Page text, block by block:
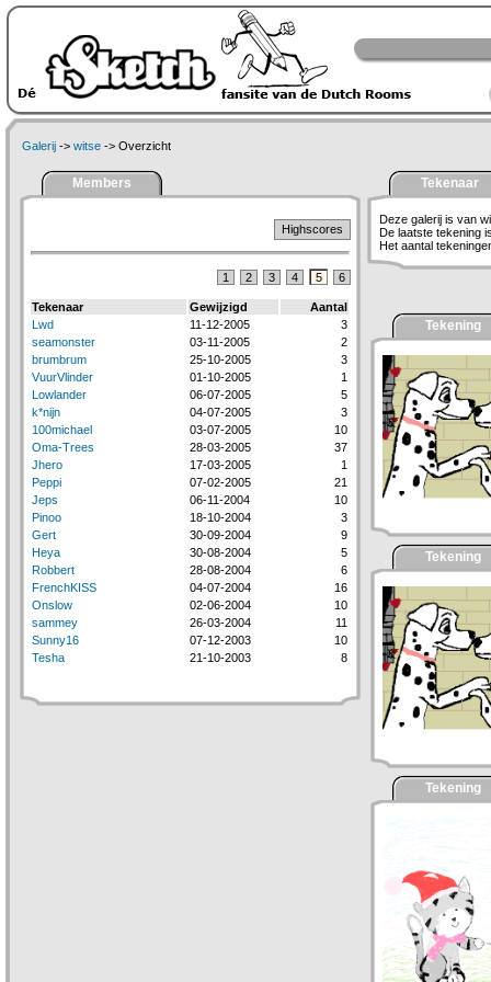
Galerij -> witse -> Overzicht
Members
Highscores
1 2 3 4 5 6
Tekenaar Gewijzigd
Aantal
Lwd
11-12-2005
3
seamonster
03-11-2005
2
brumbrum
25-10-2005
3
VuurVlinder
01-10-2005
1
Lowlander
06-07-2005
5
k*nijn
04-07-2005
3
100michael
03-07-2005
10
Oma-Trees
28-03-2005
37
Jhero
17-03-2005
1
Peppi
07-02-2005
21
Jeps
06-11-2004
10
Pinoo
18-10-2004
3
Gert
30-09-2004
9
Heya
30-08-2004
5
Robbert
28-08-2004
6
FrenchKISS
04-07-2004
16
Onslow
02-06-2004
10
sammey
26-03-2004
11
Sunny16
07-12-2003
10
Tesha
21-10-2003 8
Tekenaar
Deze galerij is van
De laatste tekening
Het aantal
Tekening
Tekening
Tekening